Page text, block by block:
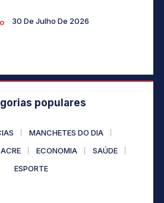
30 De Julho De 2026
populares
MANCHETES DO DIA
ACRE ECONOMIA
SAÚDE
ESPORTE